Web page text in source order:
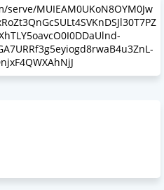
MUIEAM0UKoN8OYM0Jw